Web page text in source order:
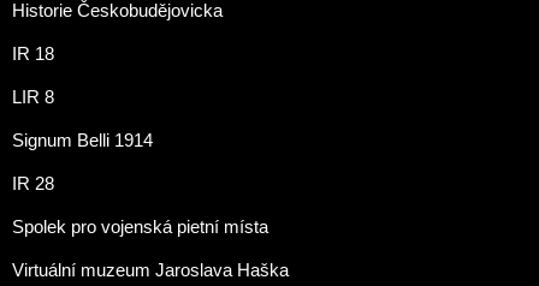
Historie Českobudějovicka
IR 18
LIR 8
Signum Belli 1914
IR 28
Spolek pro vojenská pietní místa
Virtuální muzeum Jaroslava Haška